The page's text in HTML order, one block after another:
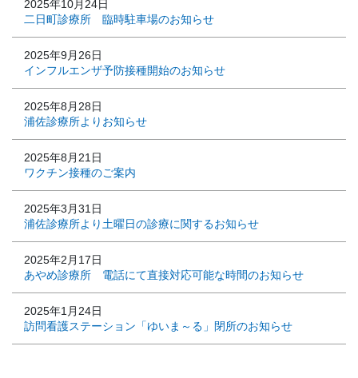
2025年10月24日
二日町診療所 臨時駐車場のお知らせ
2025年9月26日
インフルエンザ予防接種開始のお知らせ
2025年8月28日
浦佐診療所よりお知らせ
2025年8月21日
ワクチン接種のご案内
2025年3月31日
浦佐診療所より土曜日の診療に関するお知らせ
2025年2月17日
あやめ診療所 電話にて直接対応可能な時間のお知らせ
2025年1月24日
訪問看護ステーション「ゆいま～る」閉所のお知らせ